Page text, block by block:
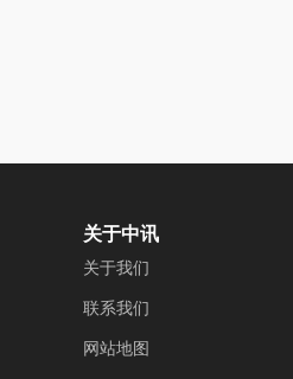
关于中讯
关于我们
联系我们
网站地图